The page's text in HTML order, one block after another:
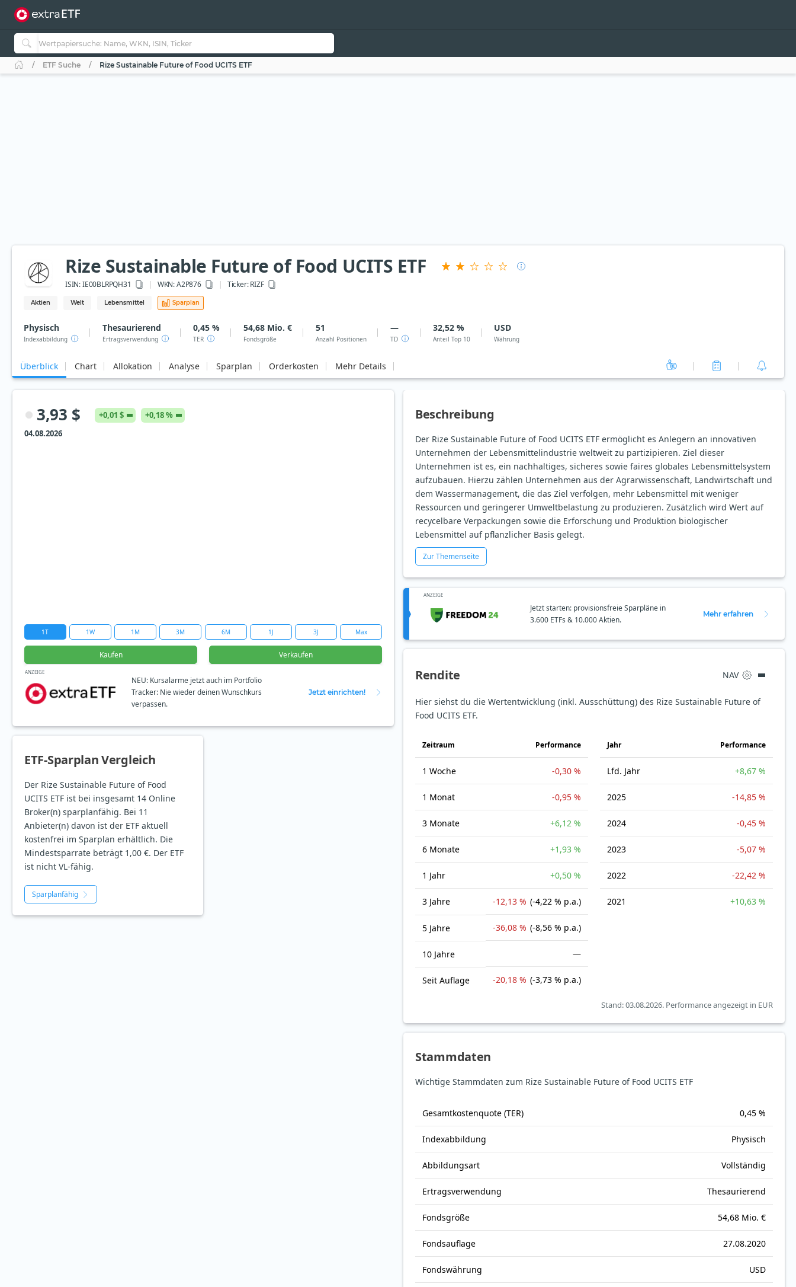
ETF Suche Rize Sustainable Future of Food UCITS ETF
Rize Sustainable Future of Food UCITS ETF
ISIN:IE00BLRPQH31 WKN: A2P876 Ticker:RIZF
Aktien Welt Lebensmittel Sparplan
Physisch
Indexabbildung
Thesaurierend
Ertragsverwendung
0,45 %
TER
54,68 Mio. €
Fondsgröße
51
Anzahl Positionen
—
TD
32,52 %
Anteil Top 10
USD
Währung
Überblick Chart Allokation Analyse Sparplan Orderkosten Mehr Details
3,93 $ +0,01 $
+0,18 %
04.08.2026
1T 1W 1M 3M 6M 1J 3J Max
Kaufen Verkaufen
ANZEIGE
NEU: Kursalarme jetzt auch im Portfolio
Tracker: Nie wieder deinen Wunschkurs
verpassen.
Jetzt einrichten!
ETF-Sparplan Vergleich
Der Rize Sustainable Future of Food
UCITS ETF ist bei insgesamt 14 Online
Broker(n) sparplanfähig. Bei 11
Anbieter(n) davon ist der ETF aktuell
kostenfrei im Sparplan erhältlich. Die
Mindestsparrate beträgt 1,00 €. Der ETF
ist nicht VL-fähig.
Sparplanfähig
Beschreibung
Der Rize Sustainable Future of Food UCITS ETF ermöglicht es Anlegern an innovativen
Unternehmen der Lebensmittelindustrie weltweit zu partizipieren. Ziel dieser
Unternehmen ist es, ein nachhaltiges, sicheres sowie faires globales Lebensmittelsystem
aufzubauen. Hierzu zählen Unternehmen aus der Agrarwissenschaft, Landwirtschaft und
dem Wassermanagement, die das Ziel verfolgen, mehr Lebensmittel mit weniger
Ressourcen und geringerer Umweltbelastung zu produzieren. Zusätzlich wird Wert auf
recycelbare Verpackungen sowie die Erforschung und Produktion biologischer
Lebensmittel auf pflanzlicher Basis gelegt.
Zur Themenseite
ANZEIGE
Jetzt starten: provisionsfreie Sparpläne in
3.600 ETFs & 10.000 Aktien.
Mehr erfahren
Rendite NAV
Hier siehst du die Wertentwicklung (inkl. Ausschüttung) des Rize Sustainable Future of
Food UCITS ETF.
Zeit­raum Perfor­mance
1 Woche -0,30 %
1 Monat -0,95 %
3 Monate +6,12 %
6 Monate +1,93 %
1 Jahr +0,50 %
3 Jahre -12,13 % (-4,22 % p.a.)
5 Jahre -36,08 % (-8,56 % p.a.)
10 Jahre —
Seit Auflage -20,18 % (-3,73 % p.a.)
Jahr Perfor­mance
Lfd. Jahr +8,67 %
2025 -14,85 %
2024 -0,45 %
2023 -5,07 %
2022 -22,42 %
2021 +10,63 %
Stand: 03.08.2026. Performance angezeigt in EUR
Stammdaten
Wichtige Stammdaten zum Rize Sustainable Future of Food UCITS ETF
Gesamt­kosten­quote (TER) 0,45 %
Index­abbildung Physisch
Abbildungs­art Vollständig
Ertrags­verwendung Thesaurierend
Fonds­größe 54,68 Mio. €
Fonds­auflage 27.08.2020
Fonds­währung USD